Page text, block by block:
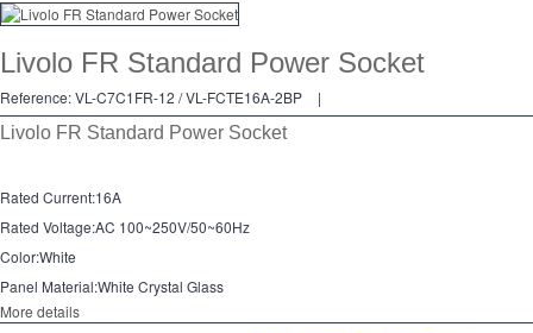
Dimmer
2 Ways
Accessories
Pièces
Livolo FR Standard Power Socket
Reference:VL-C7C1FR-12 / VL-FCTE16A-2BP
|
Livolo FR Standard Power Socket
Rated Current:16A
Rated Voltage:AC 100~250V/50~60Hz
Color:White
Panel Material:White Crystal Glass
More details